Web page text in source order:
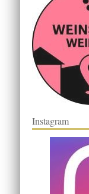
Instagram